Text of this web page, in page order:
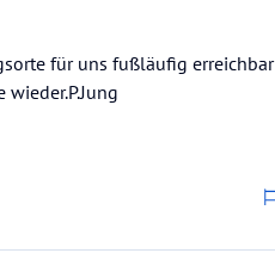
für uns fußläufig erreichbar